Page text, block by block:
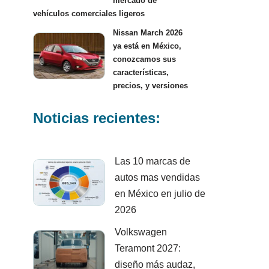
vehículos comerciales ligeros
Nissan March 2026
ya está en México,
conozcamos sus
características,
precios, y versiones
Noticias recientes:
Las 10 marcas de
autos mas vendidas
en México en julio de
2026
Volkswagen
Teramont 2027:
diseño más audaz,